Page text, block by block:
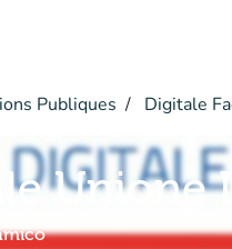
Publiques Digitale
Unione